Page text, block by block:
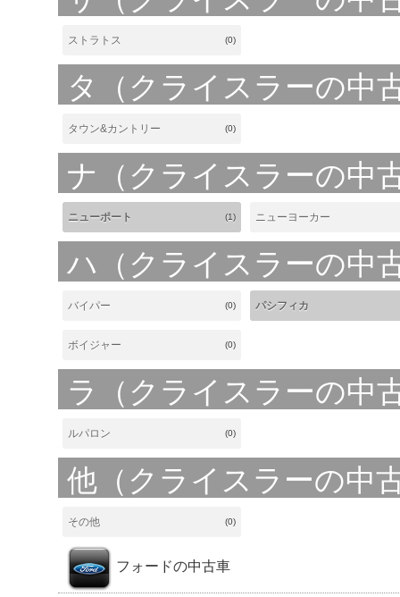
ストラトス (0)
タ（クライスラーの中
タウン&カントリー (0)
ナ（クライスラーの中
ニューポート (1) ニューヨーカー
ハ（クライスラーの中
バイパー (0) パシフィカ
ボイジャー (0)
ラ（クライスラーの中
ルパロン (0)
他（クライスラーの中
その他 (0)
フォードの中古車